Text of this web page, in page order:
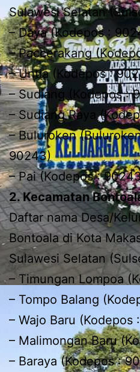
Sulawesi Selatan
– Daya (Kodepos :
– Paccerakang
– Untia (Kodepos :
– Sudiang (Kodepos :
– Sudiang Raya
– Buluroken
90243)
– Pai (Kodepos :
2. Kecamatan
Daftar nama Desa/
Bontoala di Kota
Sulawesi Selatan
– Timungan Lompoa
– Tompo Balang
– Wajo Baru (Kodepos
– Malimongan Baru
– Baraya (Kodepos :